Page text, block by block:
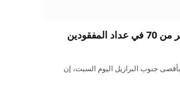
جنوب البرازيل اليوم السبت، إن